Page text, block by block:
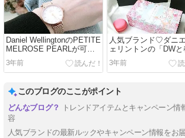
Daniel WellingtonのPETITE
MELROSE PEARLが可愛
い♡
3年前
人気ブランド♡ダニ
ェリントンの「DWと
呼べ」キャンペーン！
3年前
このブログのここがポイント
トレンドアイテムとキャンペーン情
容
人気ブランドの最新ルックやキャンペーン情報をお